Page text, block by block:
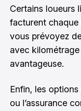
Certains loueurs
facturent chaque
vous prévoyez
avec
avantageuse.
Enfin, les
ou l’assurance